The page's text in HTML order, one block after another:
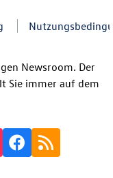
Newsroom. Der
Sie immer auf dem